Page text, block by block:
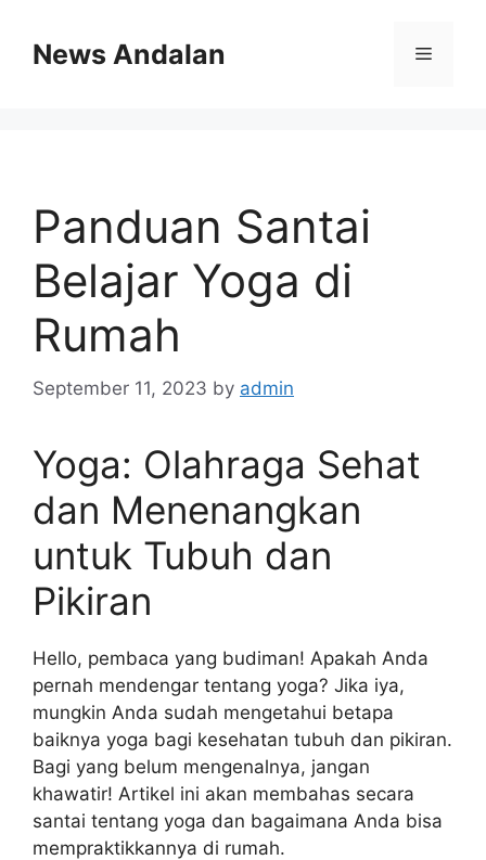
contentNews Andalan Menu
Panduan Santai
Belajar Yoga di
Rumah
September 11, 2023 by admin
Yoga: Olahraga Sehat
dan Menenangkan
untuk Tubuh dan
Pikiran
Hello, pembaca yang budiman! Apakah Anda
pernah mendengar tentang yoga? Jika iya,
mungkin Anda sudah mengetahui betapa
baiknya yoga bagi kesehatan tubuh dan pikiran.
Bagi yang belum mengenalnya, jangan
khawatir! Artikel ini akan membahas secara
santai tentang yoga dan bagaimana Anda bisa
mempraktikkannya di rumah.